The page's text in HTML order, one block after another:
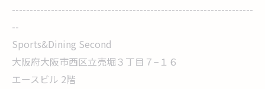
--------------------------------------------------------------------
--
Sports&Dining Second
大阪府大阪市西区立売堀３丁目７−１６
エースビル 2階